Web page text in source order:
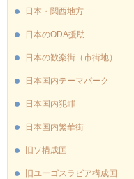
日本・関西地方
日本のODA援助
日本の歓楽街（市街地）
日本国内テーマパーク
日本国内犯罪
日本国内繁華街
旧ソ構成国
旧ユーゴスラビア構成国